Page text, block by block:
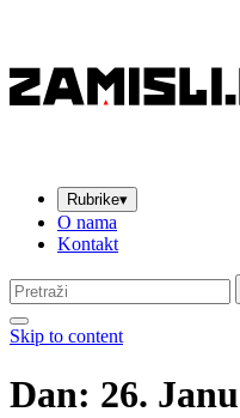
Rubrike▾
O nama
Kontakt
Pretraga:
Skip to content
Dan: 26.